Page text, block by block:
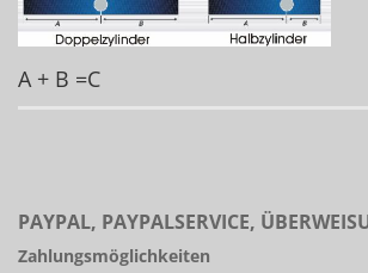
A + B =C
PAYPAL, PAYPALSERVICE,
Zahlungsmöglichkeiten